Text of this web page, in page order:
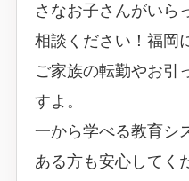
さなお子さんがいら
相談ください！福岡
ご家族の転勤やお引
すよ。
一から学べる教育シ
ある方も安心してく